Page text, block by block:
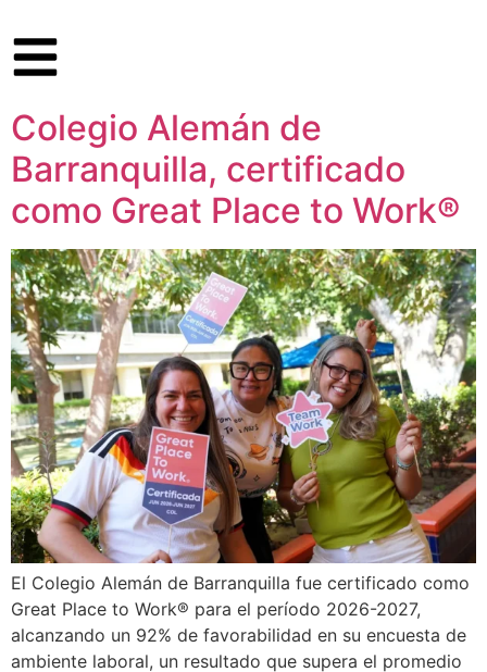
Colegio Alemán de
Barranquilla, certificado
como Great Place to Work®​
El Colegio Alemán de Barranquilla fue certificado como
Great Place to Work® para el período 2026-2027,
alcanzando un 92% de favorabilidad en su encuesta de
ambiente laboral, un resultado que supera el promedio